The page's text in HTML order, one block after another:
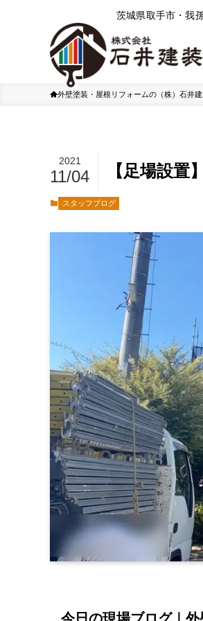
茨城県取⼿市・我
外壁塗装・屋根リフォームの（株）石井建
【足場設置
2021
11/04
スタッフブログ